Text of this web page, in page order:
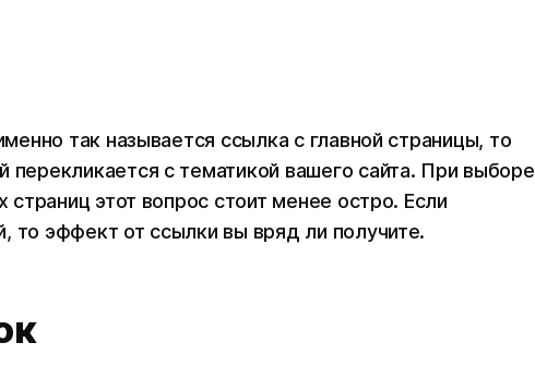
так называется ссылка с главной страницы, то
с тематикой вашего сайта. При выборе
страниц этот вопрос стоит менее остро. Если
то эффект от ссылки вы вряд ли получите.